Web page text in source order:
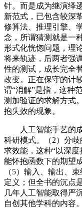
针。而是成为继演绎
新范式，已包含较深
修算法、推理引擎、
念，所谓猜测就是一
形式化恍惚问题，理
将来轨迹，后两者强
性的测试，成长完全
改变。正在保守的计
谓“消解”是指，这种
测加验证的求解方式
抱失效的现象。
人工智能手艺的成
科研模式。（2）分
求效能，这种“以深
能怀抱函数下的期望
（5）输入、输出、
定义；但全书的沉点
几年人工智能取得严
自创其他学科的内容